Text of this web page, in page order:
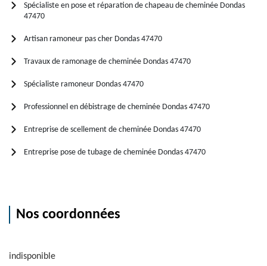
Spécialiste en pose et réparation de chapeau de cheminée Dondas
47470
Artisan ramoneur pas cher Dondas 47470
Travaux de ramonage de cheminée Dondas 47470
Spécialiste ramoneur Dondas 47470
Professionnel en débistrage de cheminée Dondas 47470
Entreprise de scellement de cheminée Dondas 47470
Entreprise pose de tubage de cheminée Dondas 47470
Nos coordonnées
indisponible